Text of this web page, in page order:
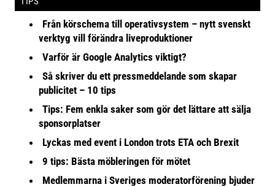
Från körschema till operativsystem – nytt svenskt
verktyg vill förändra liveproduktioner
Varför är Google Analytics viktigt?
Så skriver du ett pressmeddelande som skapar
publicitet – 10 tips
Tips: Fem enkla saker som gör det lättare att sälja
sponsorplatser
Lyckas med event i London trots ETA och Brexit
9 tips: Bästa möbleringen för mötet
Medlemmarna i Sveriges moderatorförening bjuder